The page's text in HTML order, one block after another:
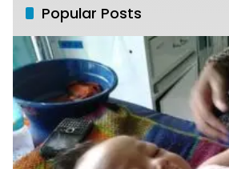
Popular Posts